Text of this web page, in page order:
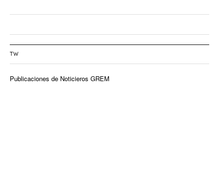
TW
Publicaciones de Noticieros GREM